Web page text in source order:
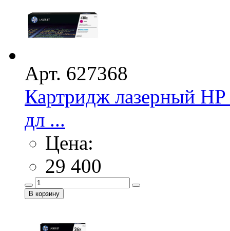
Арт. 627368
Картридж лазерный
дл ...
Цена:
29 400